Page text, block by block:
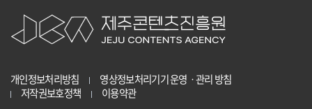
개인정보처리방침
영상정보처리기기 운영ㆍ관리 방침
저작권보호정책
이용약관